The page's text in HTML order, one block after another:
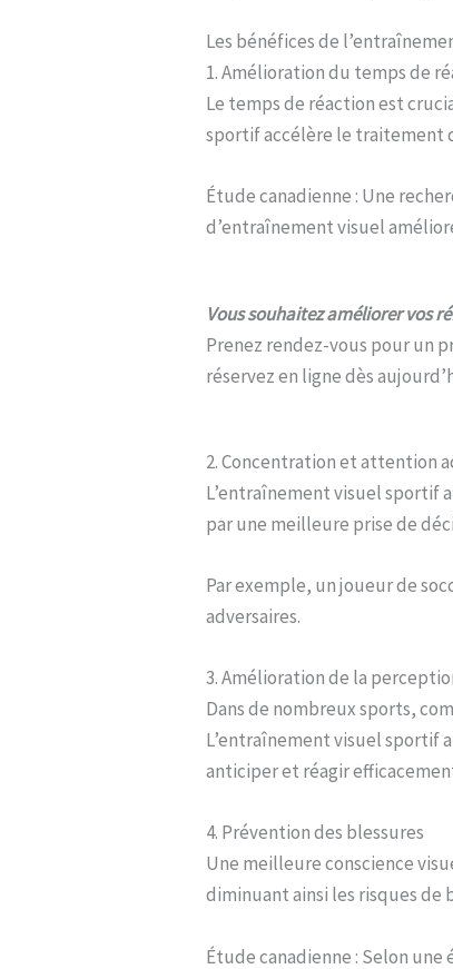
Les bénéfices de
1. Amélioration du temps de
Le temps de réaction est
sportif accélère le traitement
Étude canadienne : Une
d’entraînement visuel
Vous souhaitez améliorer vos
Prenez rendez-vous pour un
réservez en ligne dès
2. Concentration et attention
L’entraînement visuel sportif
par une meilleure prise de
Par exemple, un joueur de
adversaires.
3. Amélioration de la
Dans de nombreux sports,
L’entraînement visuel sportif
anticiper et réagir
4. Prévention des blessures
Une meilleure conscience
diminuant ainsi les risques de
Étude canadienne : Selon